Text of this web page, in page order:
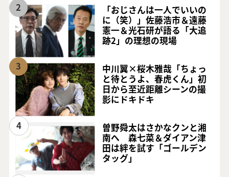
2
「おじさんは一人でいいの
に（笑）」佐藤浩市＆遠藤
憲一＆光石研が語る「大追
跡2」の理想の現場
3
中川翼×桜木雅哉「ちょっ
と待とうよ、春虎くん」初
日から至近距離シーンの撮
影にドキドキ
4
曽野舜太はさかなクンと湘
南へ 森七菜＆ダイアン津
田は絆を試す「ゴールデン
タッグ」